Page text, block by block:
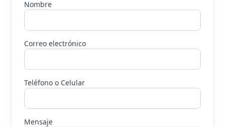
Nombre
Correo electrónico
Teléfono o Celular
Mensaje